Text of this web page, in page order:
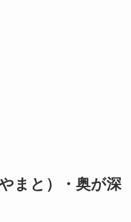
まと）・奥が深